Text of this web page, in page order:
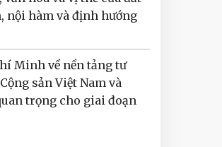
nội hàm và định hướng
Minh về nền tảng tư
sản Việt Nam và
trọng cho giai đoạn